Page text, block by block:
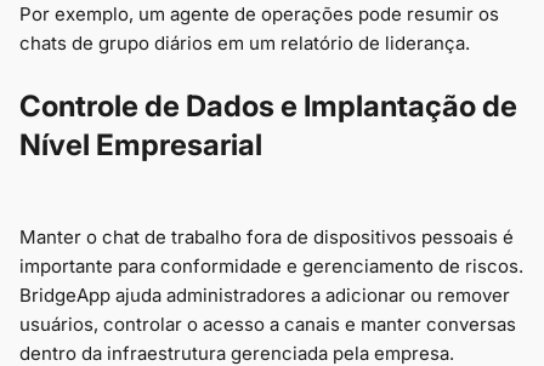
Por exemplo, um agente de operações pode resumir os
chats de grupo diários em um relatório de liderança.
Controle de Dados e Implantação de
Nível Empresarial
Manter o chat de trabalho fora de dispositivos pessoais é
importante para conformidade e gerenciamento de riscos.
BridgeApp ajuda administradores a adicionar ou remover
usuários, controlar o acesso a canais e manter conversas
dentro da infraestrutura gerenciada pela empresa.